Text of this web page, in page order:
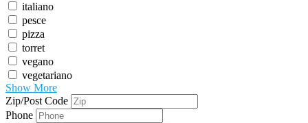
italiano
pesce
pizza
torret
vegano
vegetariano
Show More
Zip/Post Code
Phone